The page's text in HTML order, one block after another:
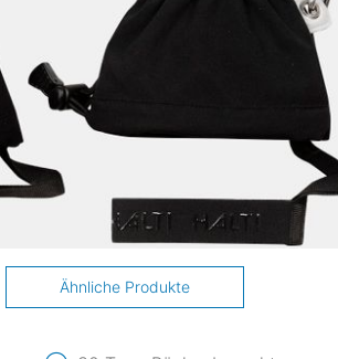
Ähnliche Produkte